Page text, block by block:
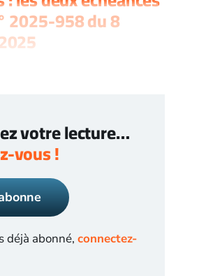
2025-958 du 8
votre lecture…
vous !
déjà abonné,connectez-